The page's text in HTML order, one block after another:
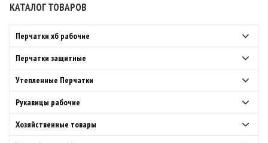
4
КАТАЛОГ ТОВАРОВ
Перчатки хб рабочие
Перчатки защитные
Утепленные Перчатки
Рукавицы рабочие
Хозяйственные товары